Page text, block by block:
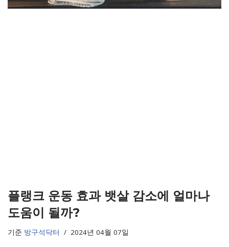
플랭크 운동 효과 뱃살 감소에 얼마나
도움이 될까?
기준 방구석닥터 2024년 04월 07일